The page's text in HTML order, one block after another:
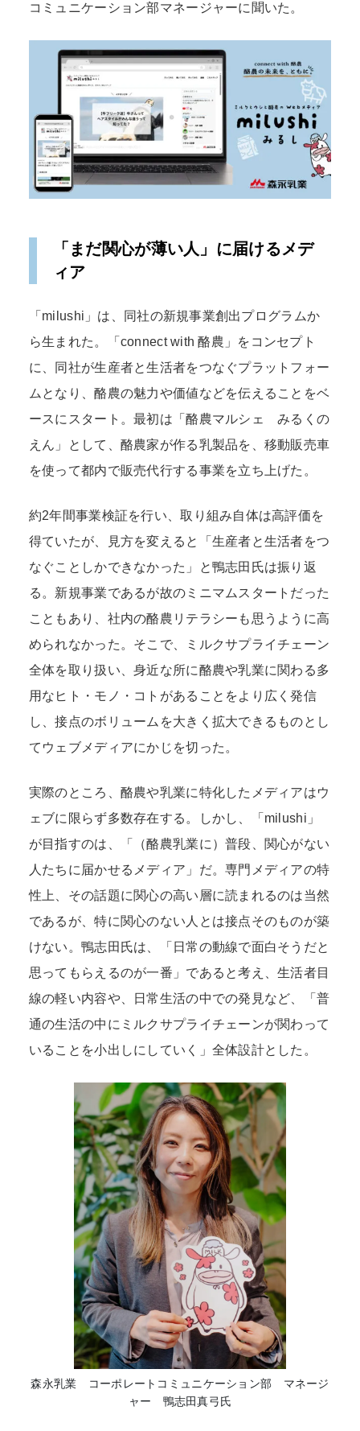
コミュニケーション部マネージャーに聞いた。
「まだ関心が薄い人」に届けるメデ
ィア
「milushi」は、同社の新規事業創出プログラムか
ら生まれた。「connect with 酪農」をコンセプト
に、同社が生産者と生活者をつなぐプラットフォー
ムとなり、酪農の魅力や価値などを伝えることをベ
ースにスタート。最初は「酪農マルシェ みるくの
えん」として、酪農家が作る乳製品を、移動販売車
を使って都内で販売代行する事業を立ち上げた。
約2年間事業検証を行い、取り組み自体は高評価を
得ていたが、見方を変えると「生産者と生活者をつ
なぐことしかできなかった」と鴨志田氏は振り返
る。新規事業であるが故のミニマムスタートだった
こともあり、社内の酪農リテラシーも思うように高
められなかった。そこで、ミルクサプライチェーン
全体を取り扱い、身近な所に酪農や乳業に関わる多
用なヒト・モノ・コトがあることをより広く発信
し、接点のボリュームを大きく拡大できるものとし
てウェブメディアにかじを切った。
実際のところ、酪農や乳業に特化したメディアはウ
ェブに限らず多数存在する。しかし、「milushi」
が目指すのは、「（酪農乳業に）普段、関心がない
人たちに届かせるメディア」だ。専門メディアの特
性上、その話題に関心の高い層に読まれるのは当然
であるが、特に関心のない人とは接点そのものが築
けない。鴨志田氏は、「日常の動線で面白そうだと
思ってもらえるのが一番」であると考え、生活者目
線の軽い内容や、日常生活の中での発見など、「普
通の生活の中にミルクサプライチェーンが関わって
いることを小出しにしていく」全体設計とした。
森永乳業 コーポレートコミュニケーション部 マネージ
ャー 鴨志田真弓氏